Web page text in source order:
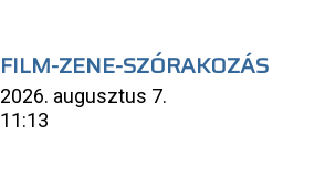
FILM-ZENE-SZÓRAKOZÁS
2026. augusztus 7.
11:13